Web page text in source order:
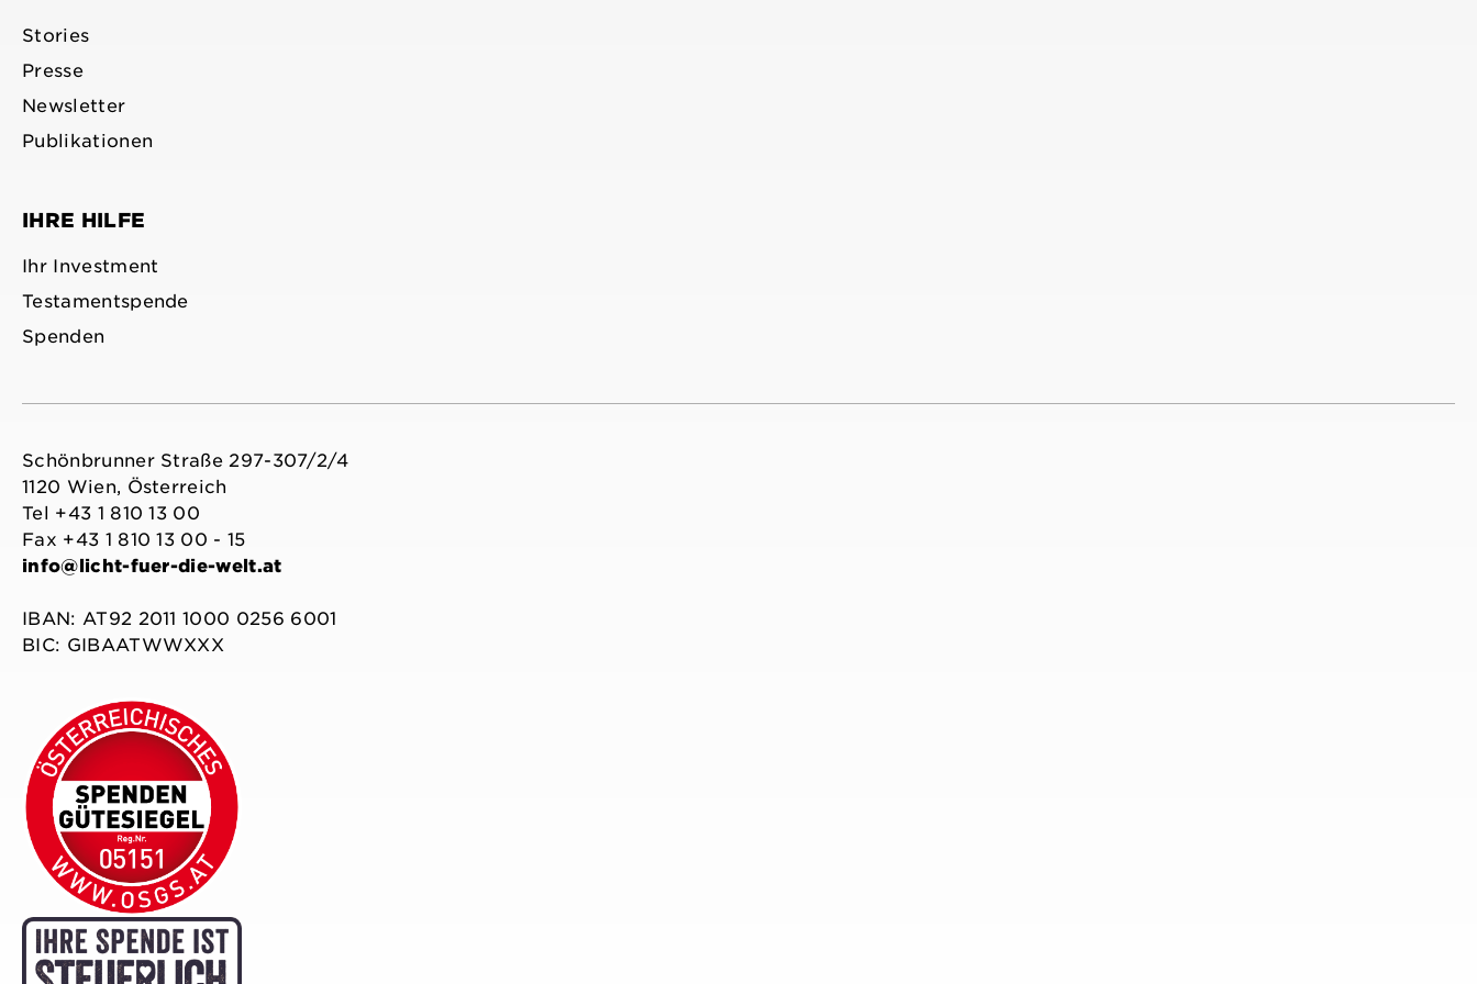
Stories
Presse
Newsletter
Publikationen
IHRE HILFE
Ihr Investment
Testamentspende
Spenden
Schönbrunner Straße 297-307/2/4
1120 Wien, Österreich
Tel +43 1 810 13 00
Fax +43 1 810 13 00 - 15
info@licht-fuer-die-welt.at
IBAN: AT92 2011 1000 0256 6001
BIC: GIBAATWWXXX